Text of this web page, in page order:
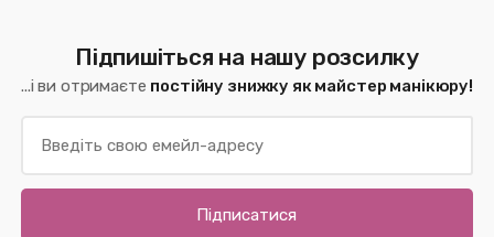
Підпишіться на нашу розсилку
...і ви отримаєте постійну знижку як майстер манікюру!
Підписатися